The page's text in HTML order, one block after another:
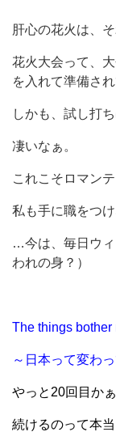
肝心の花火は、
花火大会って、
を入れて準備さ
しかも、試し打
凄いなぁ。
これこそロマン
私も手に職をつ
…今は、毎日ウィ
われの身？）
The things
～日本って変わ
やっと20回目かぁ
続けるのって本